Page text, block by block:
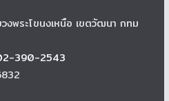
พระโขนงเหนือ เขตวัฒนา กทม
390-2543